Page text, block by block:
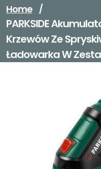
Home /
PARKSIDE
Krzewów Ze
Ładowarka W